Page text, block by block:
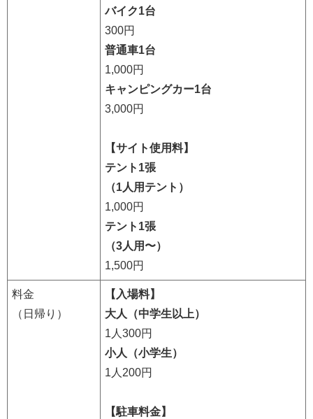
バイク1台
300円
普通車1台
1,000円
キャンピングカー1台
3,000円
【サイト使用料】
テント1張
（1人用テント）
1,000円
テント1張
（3人用〜）
1,500円
料金
（日帰り）
【入場料】
大人（中学生以上）
1人300円
小人（小学生）
1人200円
【駐車料金】